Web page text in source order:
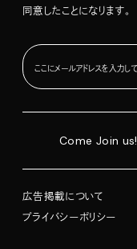
同意したことになります。
Come Join us!
広告掲載について
プライバシーポリシー